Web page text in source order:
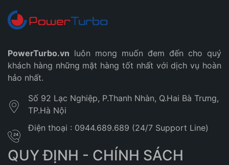
PowerTurbo.vn luôn mong muốn đem đến cho quý
khách hàng những mặt hàng tốt nhất với dịch vụ hoàn
hảo nhất.
Số 92 Lạc Nghiệp, P.Thanh Nhàn, Q.Hai Bà Trưng,
TP.Hà Nội
Điện thoại : 0944.689.689 (24/7 Support Line)
QUY ĐỊNH - CHÍNH SÁCH